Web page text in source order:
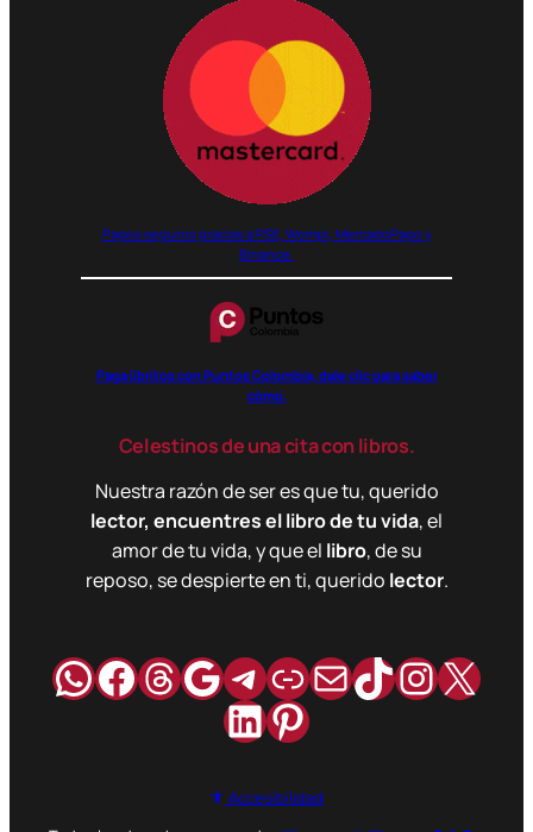
Pagos seguros gracias a PSE, Wompi, MercadoPago y
Binance.
Paga libritos con Puntos Colombia, dale clic para saber
cómo.
Celestinos de una cita con libros.
Nuestra razón de ser es que tu, querido
lector, encuentres el libro de tu vida, el
amor de tu vida, y que el libro, de su
reposo, se despierte en ti, querido lector.
WhatsApp
Facebook
Hilos
Google
Telegram
Enlace
Correo
TikTok
X
LinkedIn
Pinterest
Accesibilidad